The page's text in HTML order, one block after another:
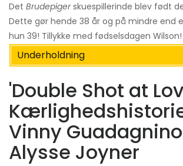
Det Brudepigerskuespillerinde blev født
Dette gør hende 38 år og på mindre end
hun 39! Tillykke med fødselsdagen Wilson!
Underholdning
'Double Shot at
Vinny
Alysse Joyner